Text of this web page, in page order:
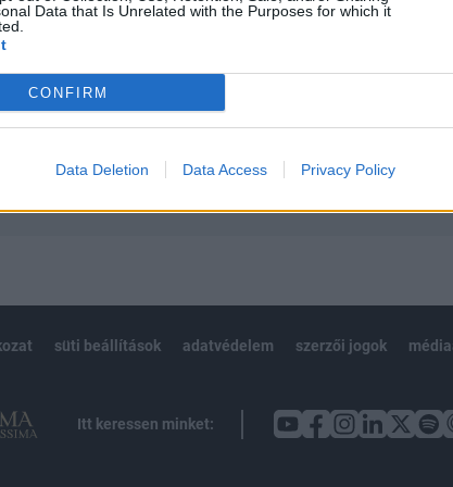
Data that Is Unrelated with the Purposes for which it
CONFIRM
Data Deletion Data Access Privacy Policy
cikkarchívum
elmúlt 2 év napon belüli
süti beállítások adatvédelem szerzői jogok
Itt keressen minket: